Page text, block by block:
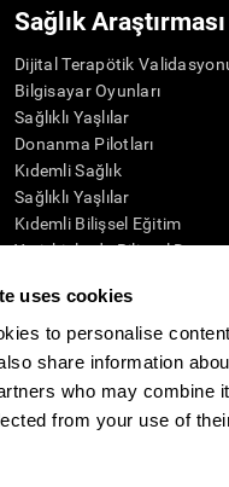
uses cookies
to personalise
share information
who may combine
from your use of
Sağlık Araştırması
Dijital Terapötik
Bilgisayar Oyunları
Sağlıklı Yaşlılar
Donanma Pilotları
Kıdemli Sağlık
Sağlıklı Yaşlılar
Kıdemli Bilişsel Eğitim
Yetişkinlerde Bilişsel Durum
SG4D taksonomisi